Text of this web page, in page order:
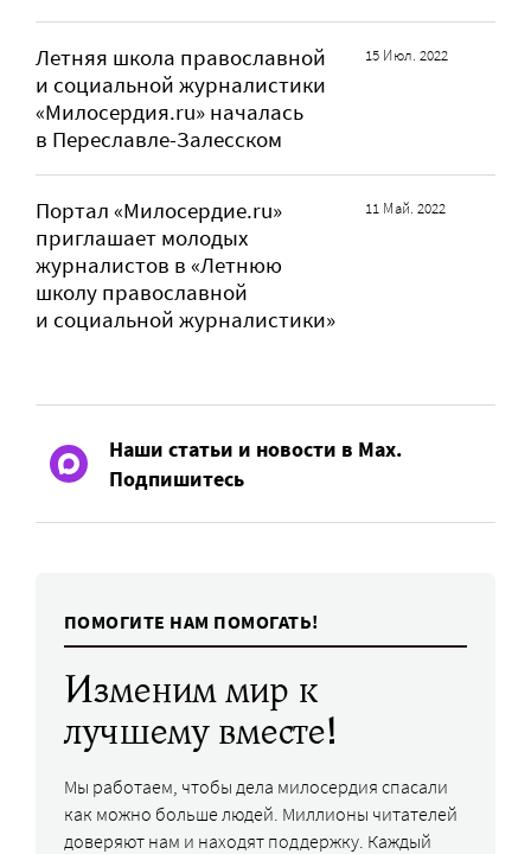
Летняя школа православной
и социальной журналистики
«Милосердия.ru» началась
в Переславле-Залесском
15 Июл. 2022
Портал «Милосердие.ru»
приглашает молодых
журналистов в «Летнюю
школу православной
и социальной журналистики»
11 Май. 2022
Наши статьи и новости в Max.
Подпишитесь
ПОМОГИТЕ НАМ ПОМОГАТЬ!
Изменим мир к
лучшему вместе!
Мы работаем, чтобы дела милосердия спасали
как можно больше людей. Миллионы читателей
доверяют нам и находят поддержку. Каждый